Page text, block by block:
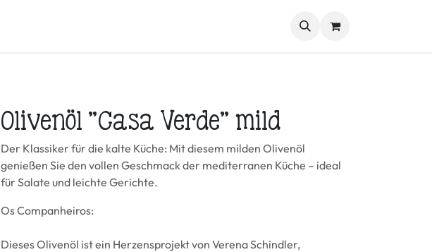
Weitere Spezialitäten
Olivenöl "Casa Verde" mild
Der Klassiker für die kalte Küche: Mit diesem milden Olivenöl
genießen Sie den vollen Geschmack der mediterranen Küche – ideal
für Salate und leichte Gerichte.
Os Companheiros:
Dieses Olivenöl ist ein Herzensprojekt von Verena Schindler,